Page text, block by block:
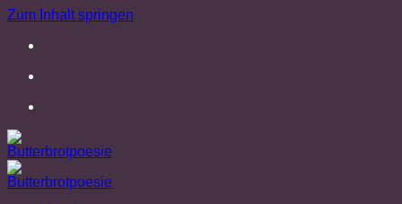
Zum Inhalt springen